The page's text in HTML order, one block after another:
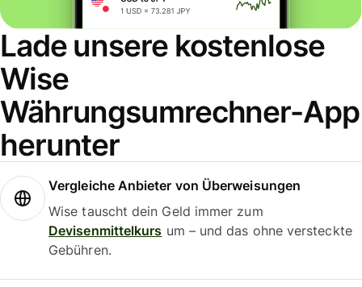
Lade unsere kostenlose
Wise
Währungsumrechner-App
herunter
Vergleiche Anbieter von Überweisungen
Wise tauscht dein Geld immer zum
Devisenmittelkurs um – und das ohne versteckte
Gebühren.